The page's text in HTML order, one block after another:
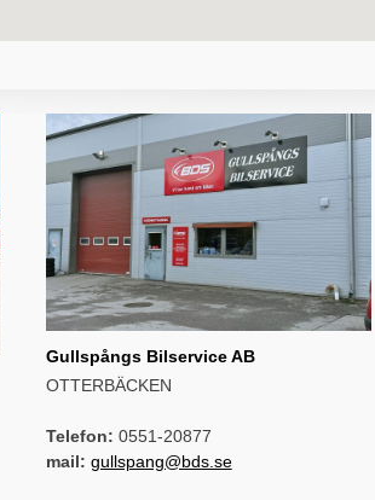
Gullspångs Bilservice AB
OTTERBÄCKEN
Telefon: 0551-20877
mail: gullspang@bds.se